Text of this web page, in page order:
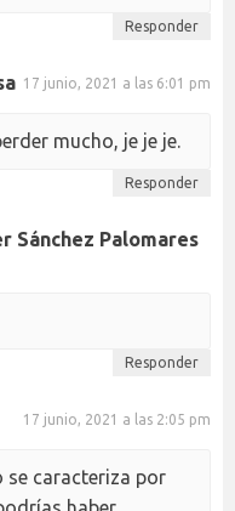
Responder
17 junio, 2021 a las 6:01 pm
mucho, je je je.
Responder
Sánchez Palomares
Responder
17 junio, 2021 a las 2:05 pm
se caracteriza por